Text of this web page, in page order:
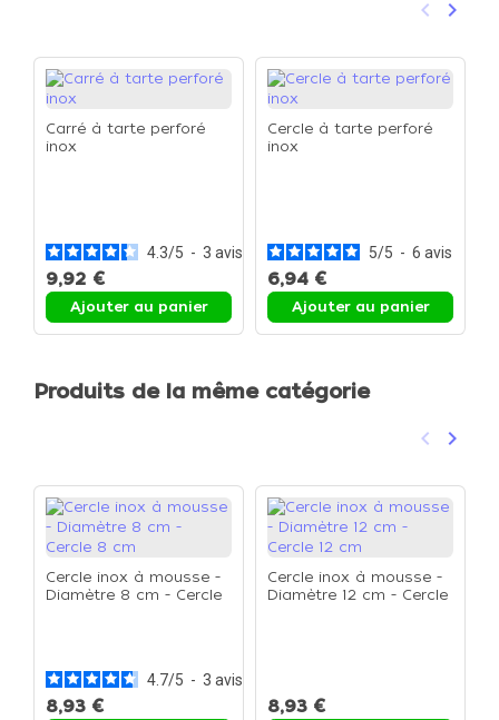
Précédent
keyboard_arrow_left keyboard_arrow_right
Carré à tarte perforé
inox
4.3/5 - 3 avis
9,92 €
Ajouter au panier
Cercle à tarte perforé
inox
5/5 - 6 avis
6,94 €
Ajouter au panier
Produits de la même catégorie
Précédent
keyboard_arrow_left keyboard_arrow_right
Cercle inox à mousse -
Diamètre 8 cm - Cercle
4.7/5 - 3 avis
8,93 €
Cercle inox à mousse -
Diamètre 12 cm - Cercle
8,93 €